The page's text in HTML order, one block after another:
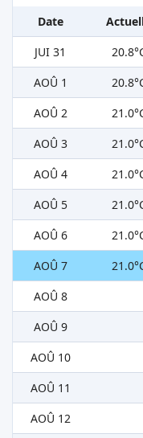
Date
JUI 31
AOÛ 1
AOÛ 2
AOÛ 3
AOÛ 4
AOÛ 5
AOÛ 6
AOÛ 7
AOÛ 8
AOÛ 9
AOÛ 10
AOÛ 11
AOÛ 12